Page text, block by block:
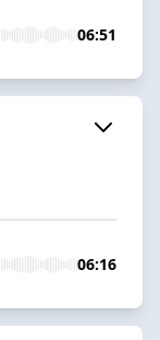
06:51
06:16